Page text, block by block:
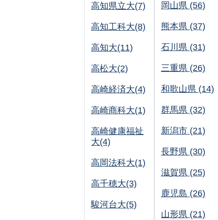
高知県立大(7)
高知工科大(8)
高知大(11)
高松大(2)
高崎経済大(4)
高崎商科大(1)
高崎健康福祉
大(4)
高岡法科大(1)
高千穂大(3)
駿河台大(5)
岡山県 (56)
熊本県 (37)
石川県 (31)
三重県 (26)
和歌山県 (14)
群馬県 (32)
新潟市 (21)
長野県 (30)
滋賀県 (25)
鹿児島 (26)
山形県 (21)